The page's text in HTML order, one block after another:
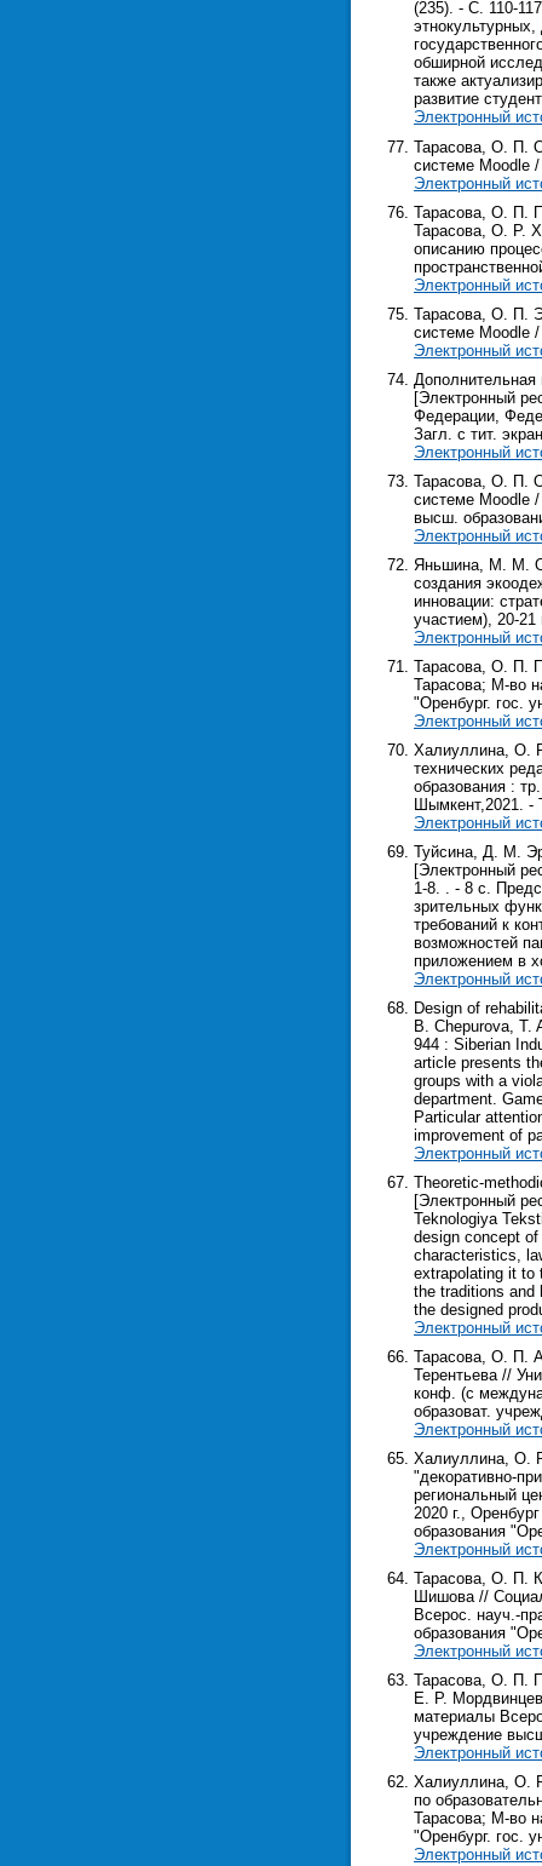
(235). - С. 110-
обширной
также
развитие
Электронный
Тарасова, О. П.
системе Moodle
Электронный
Тарасова, О. П.
Тарасова, О. Р.
описанию
Электронный
Тарасова, О. П.
системе Moodle
Электронный
[Электронный
Федерации,
Загл. с тит.
Электронный
Тарасова, О. П.
системе Moodle
высш.
Электронный
Яньшина, М. М.
создания
инновации:
участием), 20-
Электронный
Тарасова, О. П.
Тарасова; М-во
"Оренбург. гос.
Электронный
Халиуллина, О.
технических
образования :
Шымкент,2021.
Электронный
Туйсина, Д. М.
[Электронный
1-8. . - 8 с.
зрительных
требований к
возможностей
приложением в
Электронный
Design of
B. Chepurova, T.
944 : Siberian
article presents
groups with a
department.
Particular
improvement of
Электронный
Theoretic-
[Электронный
Teknologiya
design concept
characteristics,
extrapolating it to
the traditions and
the designed
Электронный
Тарасова, О. П.
Терентьева //
конф. (с
образоват.
Электронный
Халиуллина, О.
"декоративно-
региональный
2020 г.,
образования
Электронный
Тарасова, О. П.
Шишова //
Всерос. науч.-
образования
Электронный
Тарасова, О. П.
Е. Р.
материалы
учреждение
Электронный
Халиуллина, О.
по
Тарасова; М-во
"Оренбург. гос.
Электронный